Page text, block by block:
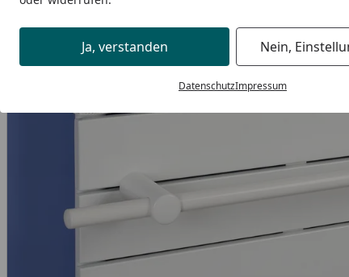
Ja, verstanden Nein,
DatenschutzImpressum